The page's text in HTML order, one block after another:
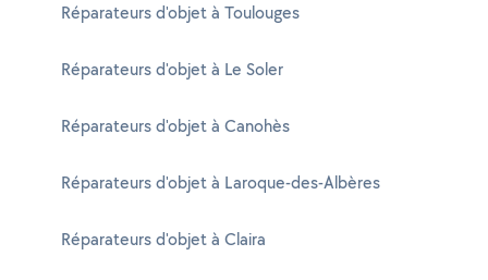
Réparateurs d'objet à Toulouges
Réparateurs d'objet à Le Soler
Réparateurs d'objet à Canohès
Réparateurs d'objet à Laroque-des-Albères
Réparateurs d'objet à Claira